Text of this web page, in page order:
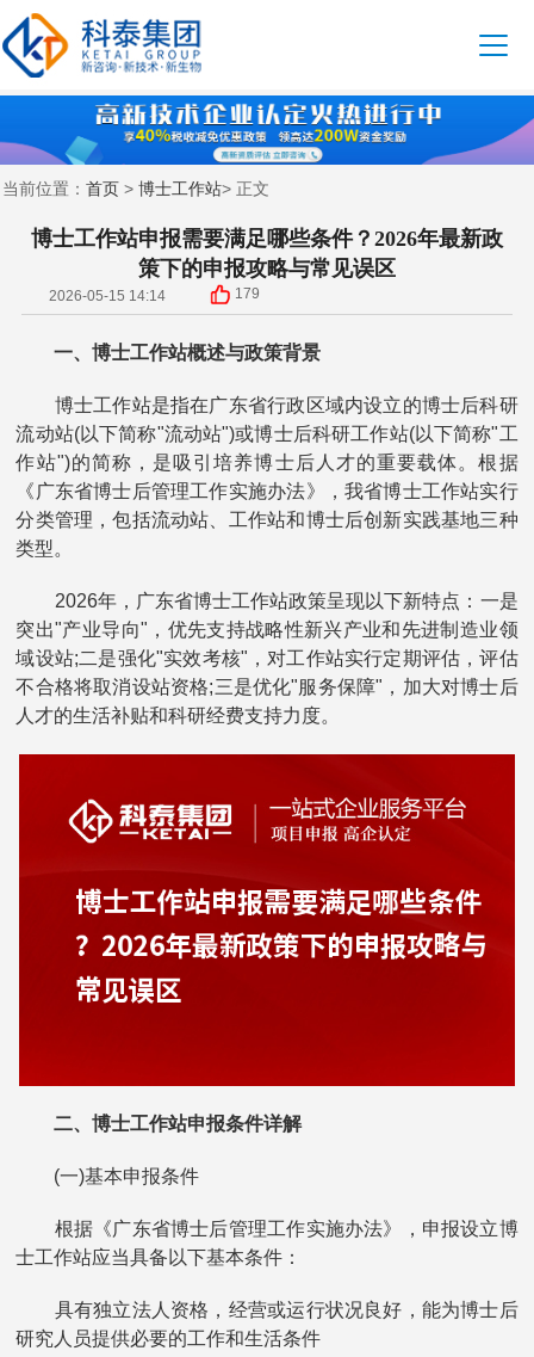
当前位置： 首页 > 博士工作站> 正文
博士工作站申报需要满足哪些条件？2026年最新政
策下的申报攻略与常见误区
2026-05-15 14:14 179
一、博士工作站概述与政策背景
博士工作站是指在广东省行政区域内设立的博士后科研
流动站(以下简称"流动站")或博士后科研工作站(以下简称"工
作站")的简称，是吸引培养博士后人才的重要载体。根据
《广东省博士后管理工作实施办法》，我省博士工作站实行
分类管理，包括流动站、工作站和博士后创新实践基地三种
类型。
2026年，广东省博士工作站政策呈现以下新特点：一是
突出"产业导向"，优先支持战略性新兴产业和先进制造业领
域设站;二是强化"实效考核"，对工作站实行定期评估，评估
不合格将取消设站资格;三是优化"服务保障"，加大对博士后
人才的生活补贴和科研经费支持力度。
二、博士工作站申报条件详解
(一)基本申报条件
根据《广东省博士后管理工作实施办法》，申报设立博
士工作站应当具备以下基本条件：
具有独立法人资格，经营或运行状况良好，能为博士后
研究人员提供必要的工作和生活条件